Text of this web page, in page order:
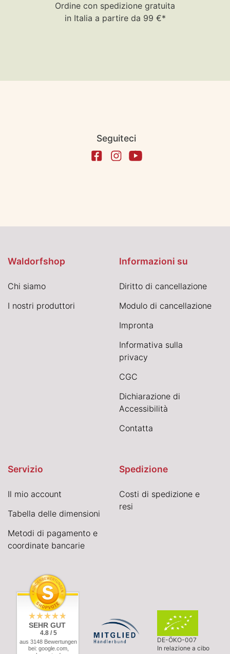
Ordine con spedizione gratuita
in Italia a partire da 99 €*
Seguiteci
Waldorfshop
Chi siamo
I nostri produttori
Informazioni su
Diritto di cancellazione
Modulo di cancellazione
Impronta
Informativa sulla
privacy
CGC
Dichiarazione di
Accessibilità
Contatta
Servizio
Il mio account
Tabella delle dimensioni
Metodi di pagamento e
coordinate bancarie
Spedizione
Costi di spedizione e
resi
SEHR GUT
4.8 / 5
aus 3148 Bewertungen
bei: google.com,
DE-ÖKO-007
In relazione a cibo